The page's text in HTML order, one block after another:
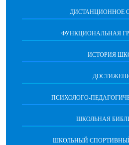
ДИСТАНЦИОННОЕ
ФУНКЦИОНАЛЬНАЯ
ИСТОРИЯ
ПСИХОЛОГО-
ШКОЛЬНАЯ
ШКОЛЬНЫЙ